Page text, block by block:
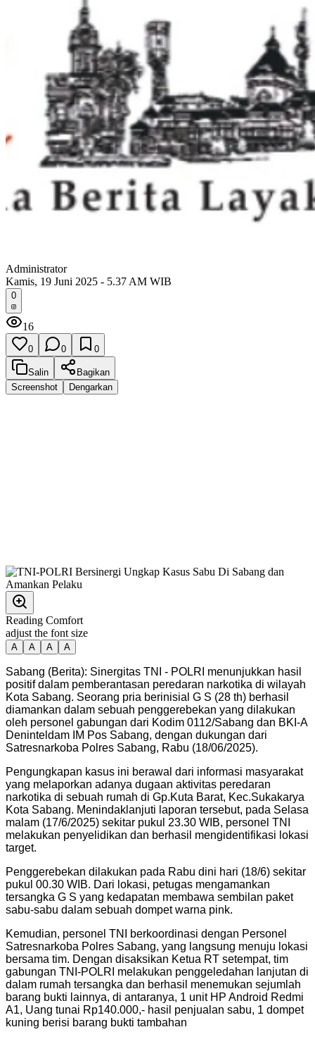
Administrator
Kamis, 19 Juni 2025 - 5.37 AM WIB
0
16
0 0 0
Salin
Bagikan
Screenshot
Dengarkan
Reading Comfort
adjust the font size
A A A A
Sabang (Berita): Sinergitas TNI - POLRI menunjukkan hasil
positif dalam pemberantasan peredaran narkotika di wilayah
Kota Sabang. Seorang pria berinisial G S (28 th) berhasil
diamankan dalam sebuah penggerebekan yang dilakukan
oleh personel gabungan dari Kodim 0112/Sabang dan BKI-A
Deninteldam IM Pos Sabang, dengan dukungan dari
Satresnarkoba Polres Sabang, Rabu (18/06/2025).
Pengungkapan kasus ini berawal dari informasi masyarakat
yang melaporkan adanya dugaan aktivitas peredaran
narkotika di sebuah rumah di Gp.Kuta Barat, Kec.Sukakarya
Kota Sabang. Menindaklanjuti laporan tersebut, pada Selasa
malam (17/6/2025) sekitar pukul 23.30 WIB, personel TNI
melakukan penyelidikan dan berhasil mengidentifikasi lokasi
target.
Penggerebekan dilakukan pada Rabu dini hari (18/6) sekitar
pukul 00.30 WIB. Dari lokasi, petugas mengamankan
tersangka G S yang kedapatan membawa sembilan paket
sabu-sabu dalam sebuah dompet warna pink.
Kemudian, personel TNI berkoordinasi dengan Personel
Satresnarkoba Polres Sabang, yang langsung menuju lokasi
bersama tim. Dengan disaksikan Ketua RT setempat, tim
gabungan TNI-POLRI melakukan penggeledahan lanjutan di
dalam rumah tersangka dan berhasil menemukan sejumlah
barang bukti lainnya, di antaranya, 1 unit HP Android Redmi
A1, Uang tunai Rp140.000,- hasil penjualan sabu, 1 dompet
kuning berisi barang bukti tambahan